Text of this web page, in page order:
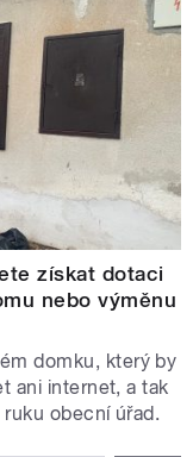
získat dotaci
nebo výměnu
domku, který by
ani internet, a tak
obecní úřad.